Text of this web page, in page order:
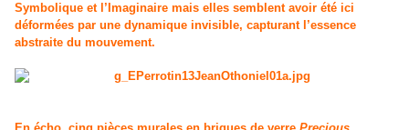
Symbolique et l’Imaginaire mais elles semblent avoir été ici
déformées par une dynamique invisible, capturant l’essence
abstraite du mouvement.